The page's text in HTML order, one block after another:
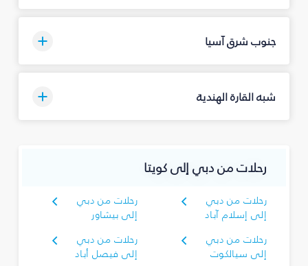
جنوب شرق آسيا
شبه القارة الهندية
رحلات من دبي إلى كويتا
رحلات من دبي
إلى إسلام آباد
رحلات من دبي
إلى بيشاور
رحلات من دبي
إلى سيالكوت
رحلات من دبي
إلى فيصل أباد